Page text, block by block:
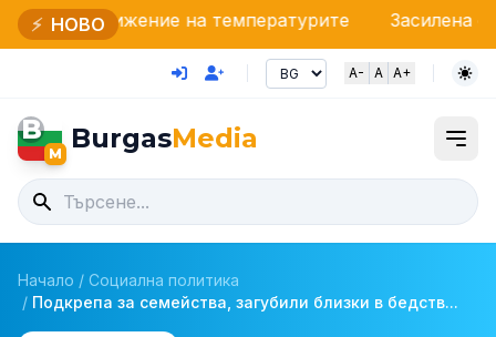
⚡ НОВО
на температурите Засилена охрана на
A- A A+
B
M BurgasMedia
Начало / Социална политика
/ Подкрепа за семейства, загубили близки в бедств...